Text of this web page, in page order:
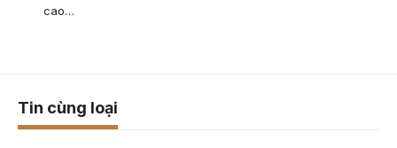
cao…
Tin cùng loại